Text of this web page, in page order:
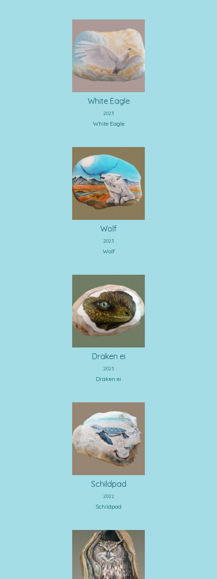
White Eagle
2023
White Eagle
Wolf
2023
Wolf
Draken ei
2023
Draken ei
Schildpad
2022
Schildpad